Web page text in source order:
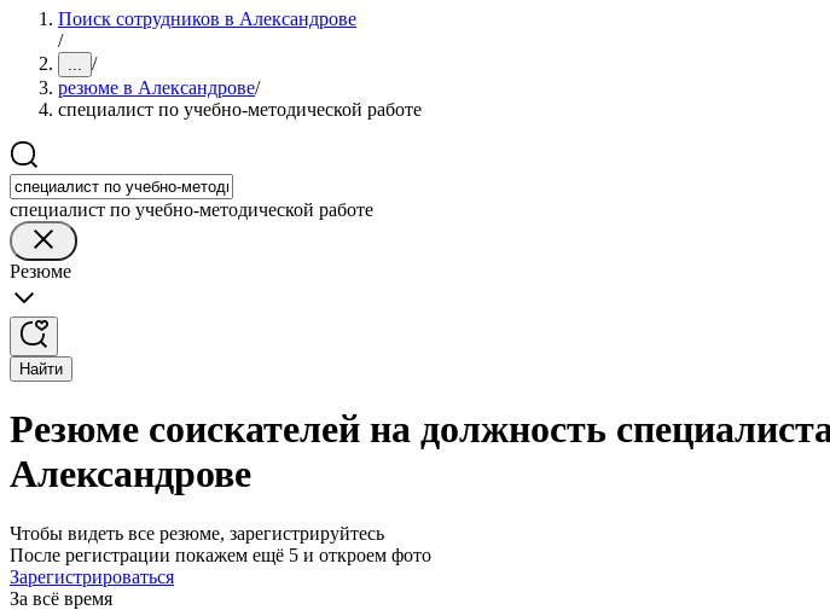
Поиск сотрудников в Александрове
/
... /
резюме в Александрове/
специалист по учебно-методической работе
специалист по учебно-методической работе
Резюме
Найти
Резюме соискателей на должность
Александрове
Чтобы видеть все резюме, зарегистрируйтесь
После регистрации покажем ещё 5 и откроем фото
Зарегистрироваться
За всё время